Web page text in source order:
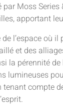
Moss
apportant
l’espace
et des
la pérennité
lumineuses